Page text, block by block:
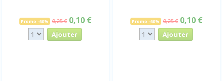
Promo -60% 0,25 € 0,10 € Promo -60% 0,25 € 0,10 €